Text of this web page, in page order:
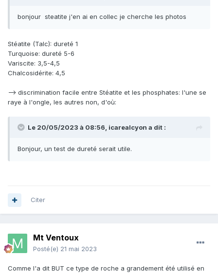
bonjour steatite j'en ai en collec je cherche les photos
Stéatite (Talc): dureté 1
Turquoise: dureté 5-6
Variscite: 3,5-4,5
Chalcosidérite: 4,5
--> discrimination facile entre Stéatite et les phosphates: l'une se
raye à l'ongle, les autres non, d'où:
Le 20/05/2023 à 08:56, icarealcyon a dit :
Bonjour, un test de dureté serait utile.
Citer
Mt Ventoux
Posté(e) 21 mai 2023
Comme l'a dit BUT ce type de roche a grandement été utilisé en